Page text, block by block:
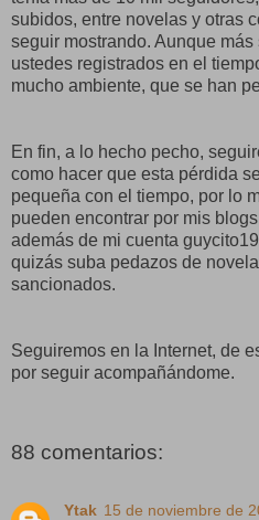
subidos, entre novelas y otras
seguir mostrando. Aunque
ustedes registrados en el
mucho ambiente, que se han
En fin, a lo hecho pecho,
como hacer que esta pérdida
pequeña con el tiempo, por lo
pueden encontrar por mis
además de mi cuenta
quizás suba pedazos de
sancionados.
Seguiremos en la Internet, de
por seguir acompañándome.
88 comentarios:
Ytak 15 de noviembre de